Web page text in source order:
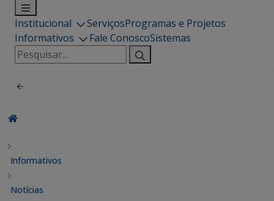
Institucional ServiçosProgramas e Projetos
Informativos
Fale ConoscoSistemas
Pesquisar
por:
Informativos
Notícias